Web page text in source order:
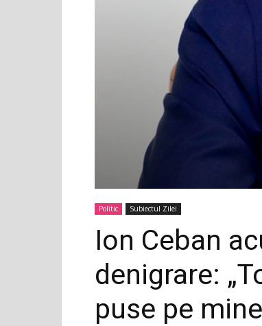
Politic Subiectul Zilei
Ion Ceban
denigrare:
puse pe